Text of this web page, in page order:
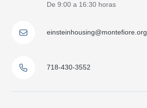
De 9:00 a 16:30 horas
einsteinhousing@montefiore.org
718-430-3552